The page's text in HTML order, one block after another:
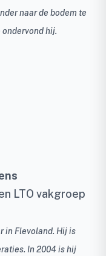
naar de bodem te
ondervond hij.
LTO vakgroep
in Flevoland. Hij is
In 2004 is hij